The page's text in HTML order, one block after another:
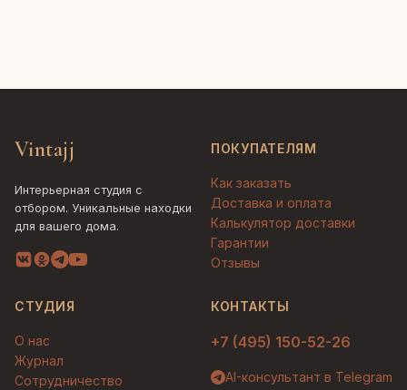
Vintajj
Интерьерная студия с
отбором. Уникальные находки
для вашего дома.
ПОКУПАТЕЛЯМ
Как заказать
Доставка и оплата
Калькулятор доставки
Гарантии
Отзывы
СТУДИЯ
О нас
Журнал
Сотрудничество
КОНТАКТЫ
+7 (495) 150-52-26
AI-консультант в Telegram